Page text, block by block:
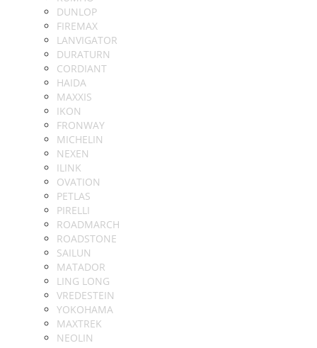
DUNLOP
FIREMAX
LANVIGATOR
DURATURN
CORDIANT
HAIDA
MAXXIS
IKON
FRONWAY
MICHELIN
NEXEN
ILINK
OVATION
PETLAS
PIRELLI
ROADMARCH
ROADSTONE
SAILUN
MATADOR
LING LONG
VREDESTEIN
YOKOHAMA
MAXTREK
NEOLIN